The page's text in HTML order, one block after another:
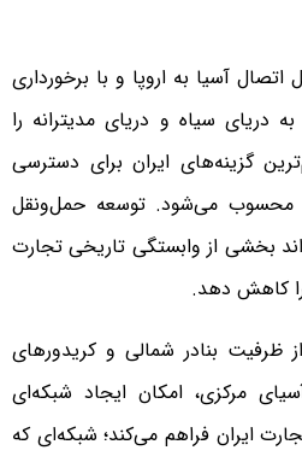
آسیا به اروپا و با برخورداری
دریای سیاه و دریای مدیترانه را
گزینه‌های ایران برای دسترسی
محسوب می‌شود. توسعه حمل‌ونقل
بخشی از وابستگی تاریخی تجارت
کاهش دهد.
ظرفیت بنادر شمالی و کریدورهای
مرکزی، امکان ایجاد شبکه‌ای
ایران فراهم می‌کند؛ شبکه‌ای که